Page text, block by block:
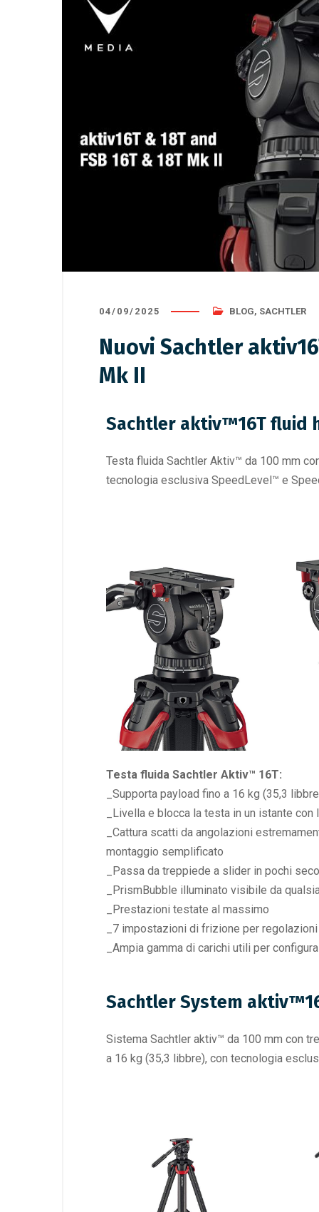
04/09/2025 BLOG, SACHTLER
Nuovi Sachtler
Mk II
Sachtler aktiv™16T fluid
Testa fluida Sachtler Aktiv™ da 100 mm
tecnologia esclusiva SpeedLevel™ e
Testa fluida Sachtler Aktiv™ 16T:
_Supporta payload fino a 16 kg (35,3
_Livella e blocca la testa in un istante
_Cattura scatti da angolazioni
montaggio semplificato
_Passa da treppiede a slider in pochi
_PrismBubble illuminato visibile da
_Prestazioni testate al massimo
_7 impostazioni di frizione per
_Ampia gamma di carichi utili per
Sachtler System
Sistema Sachtler aktiv™ da 100 mm con
a 16 kg (35,3 libbre), con tecnologia